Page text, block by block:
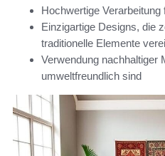
Hochwertige
Einzigartige Designs, die
traditionelle Elemente
Verwendung nachhaltiger
umweltfreundlich sind